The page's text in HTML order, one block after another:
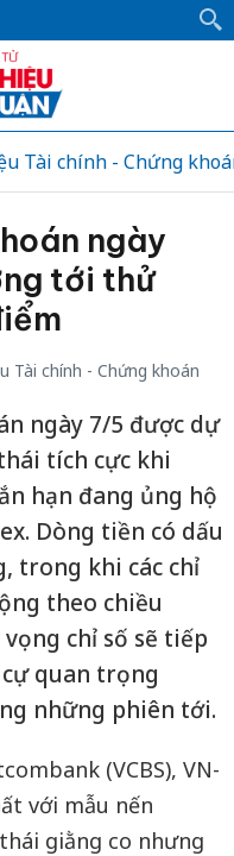
Tài chính - Chứng
ngày
tới thử
Tài chính - Chứng khoán
ngày 7/5 được dự
tích cực khi
hạn đang ủng hộ
Dòng tiền có dấu
trong khi các chỉ
theo chiều
chỉ số sẽ tiếp
quan trọng
những phiên tới.
(VCBS), VN-
với mẫu nến
giằng co nhưng